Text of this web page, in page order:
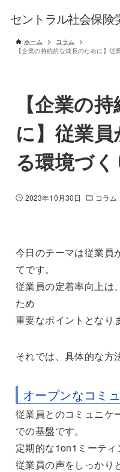
セントラル社会保険
ホーム
コラム
【企業の持続的な成長のために】従
【企業の
に】従業
る環境づく
2023年10月30日 コラム
今日のテーマは従業員
てです。
従業員の定着率向上は
ため
重要なポイントとなり
それでは、具体的な方
オープンなコミ
従業員とのコミュニケ
での基盤です。
定期的な1on1ミーテ
従業員の声をしっかり